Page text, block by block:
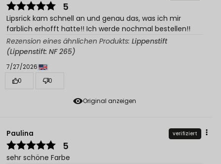
Original anzeigen
5
Lipsrick kam schnell an und genau das, was ich mir
farblich erhofft hatte!! Ich werde nochmal bestellen!!
Rezension eines ähnlichen Produkts: Lippenstift
(Lippenstift: NF 265)
7/27/2026
0
0
Paulina verifiziert
5
sehr schöne Farbe